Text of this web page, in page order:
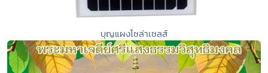
บุญแผงโซล่าเซลส์